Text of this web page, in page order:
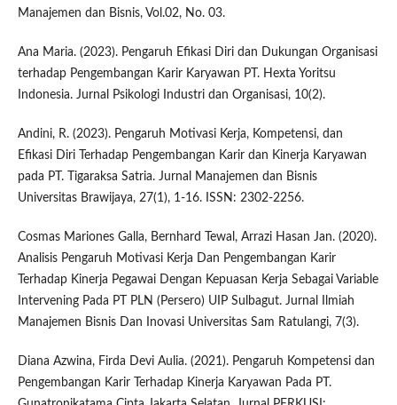
Manajemen dan Bisnis, Vol.02, No. 03.
Ana Maria. (2023). Pengaruh Efikasi Diri dan Dukungan Organisasi
terhadap Pengembangan Karir Karyawan PT. Hexta Yoritsu
Indonesia. Jurnal Psikologi Industri dan Organisasi, 10(2).
Andini, R. (2023). Pengaruh Motivasi Kerja, Kompetensi, dan
Efikasi Diri Terhadap Pengembangan Karir dan Kinerja Karyawan
pada PT. Tigaraksa Satria. Jurnal Manajemen dan Bisnis
Universitas Brawijaya, 27(1), 1-16. ISSN: 2302-2256.
Cosmas Mariones Galla, Bernhard Tewal, Arrazi Hasan Jan. (2020).
Analisis Pengaruh Motivasi Kerja Dan Pengembangan Karir
Terhadap Kinerja Pegawai Dengan Kepuasan Kerja Sebagai Variable
Intervening Pada PT PLN (Persero) UIP Sulbagut. Jurnal Ilmiah
Manajemen Bisnis Dan Inovasi Universitas Sam Ratulangi, 7(3).
Diana Azwina, Firda Devi Aulia. (2021). Pengaruh Kompetensi dan
Pengembangan Karir Terhadap Kinerja Karyawan Pada PT.